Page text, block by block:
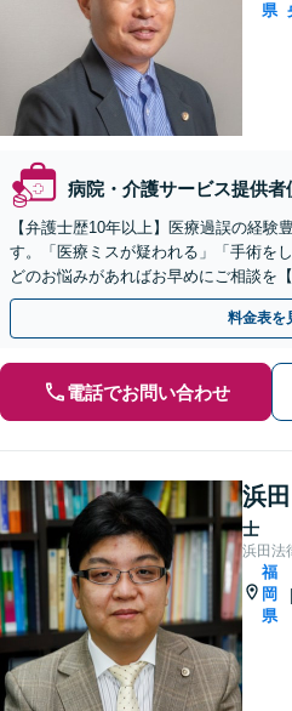
県
病院・介護サービス提供者
【弁護士歴10年以上】医療過誤の経験
す。「医療ミスが疑われる」「手術を
どのお悩みがあればお早めにご相談を
1分】【夜間・休日の相談可能】【初回
料金表を
電話でお問い合わせ
浜
士
浜田法
福
岡
県
|